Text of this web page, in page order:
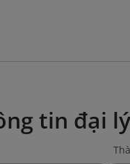
tin đại lý